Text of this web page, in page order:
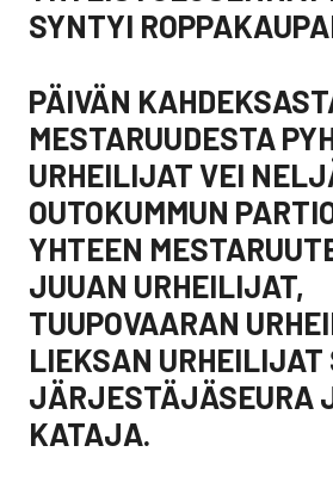
SYNTYI
PÄIVÄN
MESTARUUDESTA
URHEILIJAT VEI
OUTOKUMMUN
YHTEEN
JUUAN URHEILIJAT,
TUUPOVAARAN
LIEKSAN URHEILIJAT
JÄRJESTÄJÄSEURA
KATAJA.